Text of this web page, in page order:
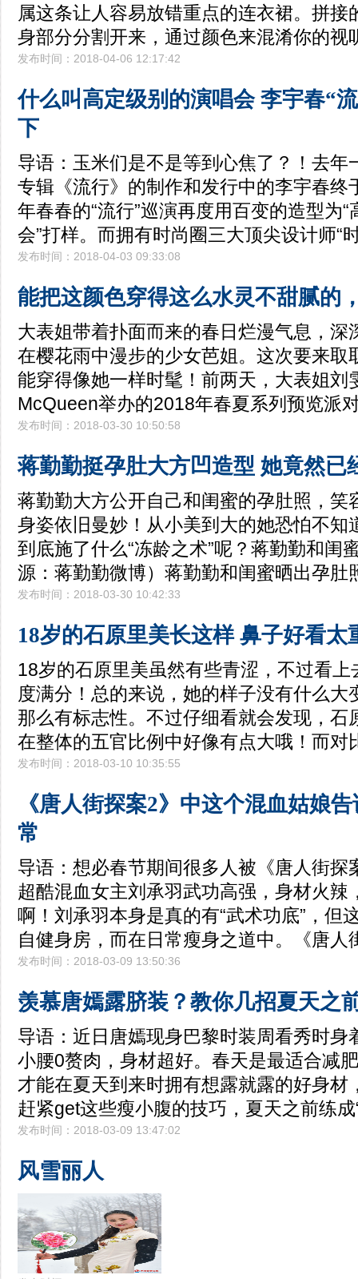
属这条让人容易放错重点的连衣裙。拼接
身部分分割开来，通过颜色来混淆你的视
发布时间：2018-04-06 12:17:42
什么叫高定级别的演唱会 李宇春“
下
导语：玉米们是不是等到心焦了？！去年
专辑《流行》的制作和发行中的李宇春终
年春春的“流行”巡演再度用百变的造型为
会”打样。而拥有时尚圈三大顶尖设计师“
发布时间：2018-04-03 09:33:08
能把这颜色穿得这么水灵不甜腻的
大表姐带着扑面而来的春日烂漫气息，深
在樱花雨中漫步的少女芭姐。这次要来取
能穿得像她一样时髦！前两天，大表姐刘
McQueen举办的2018年春夏系列预览派
发布时间：2018-03-30 10:50:58
蒋勤勤挺孕肚大方凹造型 她竟然已
蒋勤勤大方公开自己和闺蜜的孕肚照，笑
身姿依旧曼妙！从小美到大的她恐怕不知
到底施了什么“冻龄之术”呢？蒋勤勤和闺
源：蒋勤勤微博）蒋勤勤和闺蜜晒出孕肚
发布时间：2018-03-30 10:42:33
18岁的石原里美长这样 鼻子好看太
18岁的石原里美虽然有些青涩，不过看上
度满分！总的来说，她的样子没有什么大
那么有标志性。不过仔细看就会发现，石
在整体的五官比例中好像有点大哦！而对
发布时间：2018-03-10 10:35:55
《唐人街探案2》中这个混血姑娘
常
导语：想必春节期间很多人被《唐人街探
超酷混血女主刘承羽武功高强，身材火辣
啊！刘承羽本身是真的有“武术功底”，但
自健身房，而在日常瘦身之道中。《唐人
发布时间：2018-03-09 13:50:36
羡慕唐嫣露脐装？教你几招夏天之
导语：近日唐嫣现身巴黎时装周看秀时身
小腰0赘肉，身材超好。春天是最适合减
才能在夏天到来时拥有想露就露的好身材
赶紧get这些瘦小腹的技巧，夏天之前练成
发布时间：2018-03-09 13:47:02
风雪丽人